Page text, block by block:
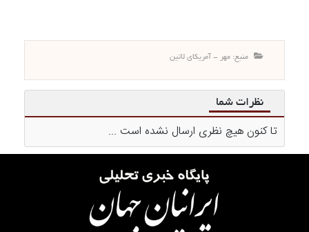
منبع: مهر - آمریکای لاتین
نظرات شما
تا کنون هیچ نظری ارسال نشده است ...